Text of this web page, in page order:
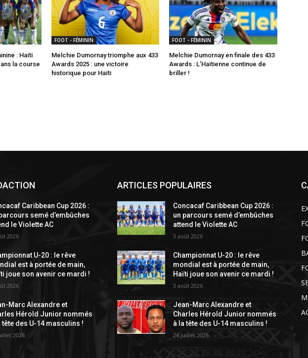
: Haïti
la course
FOOT - FÉMININ
Melchie Dumornay triomphe aux 433
Awards 2025 : une victoire
historique pour Haïti
FOOT - FÉMININ
Melchie Dumornay en finale des 433
Awards : L’Haïtienne continue de
briller !
Caribbean Cup 2026 :
semé d’embûches
le Violette AC
2026
U-20 : le rêve
est à portée de main,
joue son avenir ce mardi !
2026
Marc Alexandre et
Hérold Junior nommés
tête des U-14 masculins !
2026
ARTICLES POPULAIRES
Concacaf Caribbean Cup 2026 :
un parcours semé d’embûches
attend le Violette AC
3 août 2026
Championnat U-20 : le rêve
mondial est à portée de main,
Haïti joue son avenir ce mardi !
3 août 2026
Jean-Marc Alexandre et
Charles Hérold Junior nommés
à la tête des U-14 masculins !
24 juillet 2026